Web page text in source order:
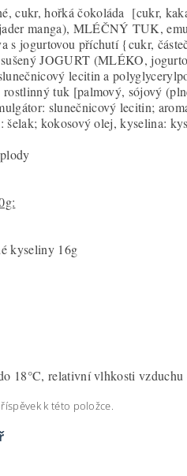
cukr, hořká čokoláda [cukr,
manga), MLÉČNÝ TUK,
s jogurtovou příchutí {cukr,
JOGURT (MLÉKO,
lecitin a
rostlinný tuk [palmový, sójový
slunečnicový lecitin;
šelak; kokosový olej, kyselina:
kyseliny 16g
18°C, relativní vlhkosti
k této položce.